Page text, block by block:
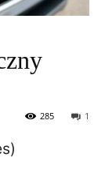
1
285